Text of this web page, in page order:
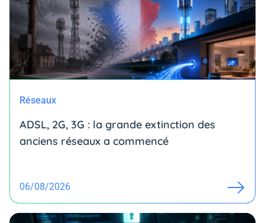
Réseaux
ADSL, 2G, 3G : la grande extinction des
anciens réseaux a commencé
06/08/2026